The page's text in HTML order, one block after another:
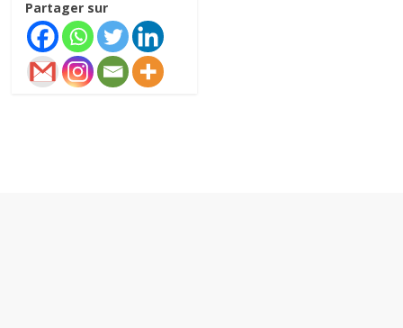
Partager sur